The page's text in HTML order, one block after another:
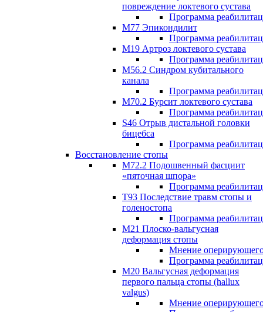
повреждение локтевого сустава
Программа
М77 Эпикондилит
Программа
M19 Артроз локтевого сустава
Программа
М56.2 Синдром кубитального
канала
Программа
M70.2 Бурсит локтевого сустава
Программа
S46 Отрыв дистальной головки
бицебса
Программа
Восстановление стопы
М72.2 Подошвенный фасциит
«пяточная шпора»
Программа
Т93 Последствие травм стопы и
голеностопа
Программа
М21 Плоско-вальгусная
деформация стопы
Мнение
Программа
М20 Вальгусная деформация
первого пальца стопы (hallux
valgus)
Мнение